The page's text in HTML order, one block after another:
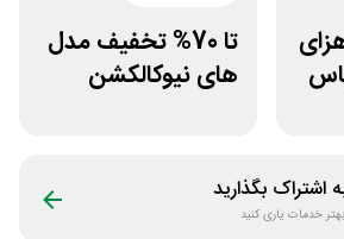
200 هزای
تا 70% تخفیف مدل
های نیوکالکشن
اشتراک بگذارید
خدمات یاری کنید